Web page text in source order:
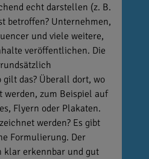
echt darstellen (z. B.
betroffen? Unternehmen,
und viele weitere,
veröffentlichen. Die
gilt das? Überall dort, wo
zum Beispiel auf
Flyern oder Plakaten.
werden? Es gibt
Formulierung. Der
klar erkennbar und gut